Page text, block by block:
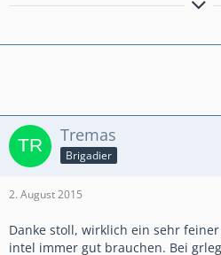
Seht alle in euren Taschen nach es
Tremas
Brigadier
2. August 2015
Danke stoll, wirklich ein sehr
intel immer gut brauchen. Bei